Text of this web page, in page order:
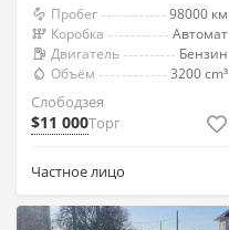
Пробег
98000 км
Коробка
Автомат
Двигатель
Бензин
Объём
3200 cm³
Слободзея
$11 000Торг
Частное лицо